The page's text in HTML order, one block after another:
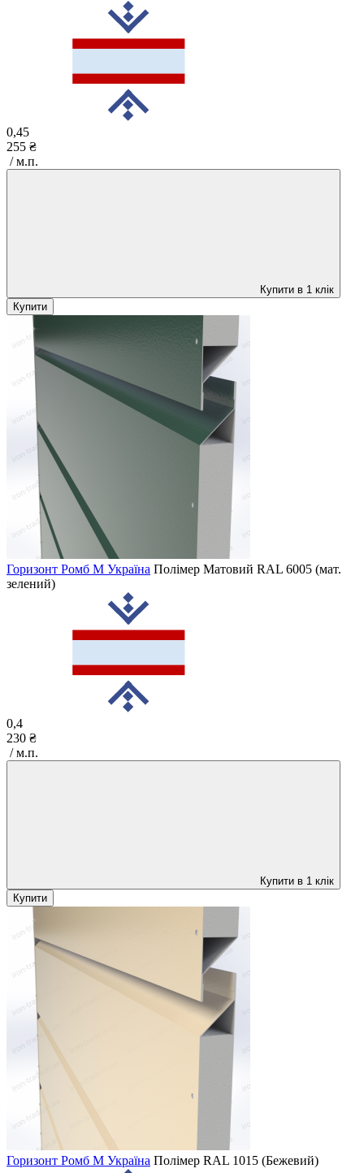
0,45
255 ₴
/ м.п.
Купити в 1 клік
Купити
Горизонт Ромб M Україна Полімер Матовий RAL 6005 (мат.
зелений)
0,4
230 ₴
/ м.п.
Купити в 1 клік
Купити
Горизонт Ромб M Україна Полімер RAL 1015 (Бежевий)